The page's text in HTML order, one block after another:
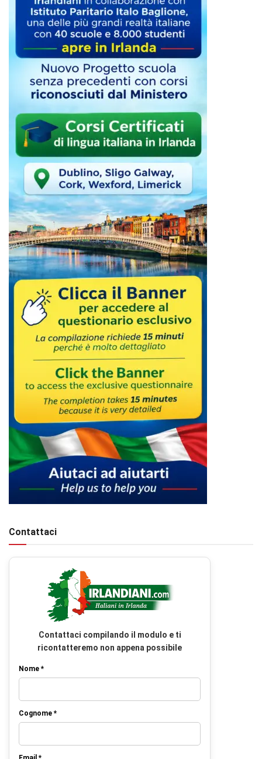
Contattaci
Contattaci compilando il modulo e ti
ricontatteremo non appena possibile
Nome *
Cognome *